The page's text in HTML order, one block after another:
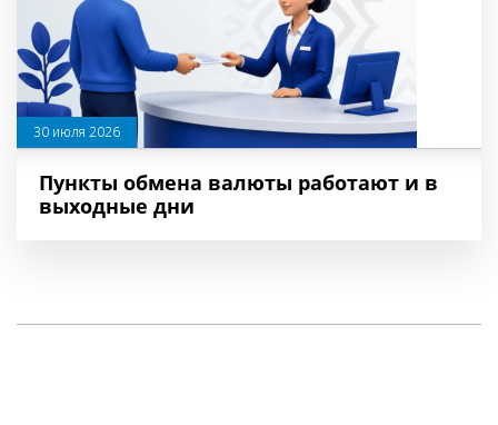
30 июля 2026
Пункты обмена валюты работают и в
выходные дни